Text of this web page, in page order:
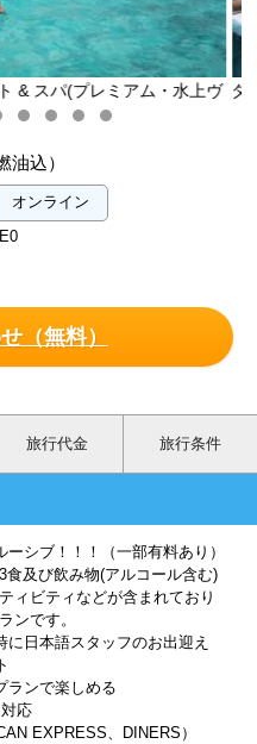
ラル・リーフ・リゾート & スパ
ィラ)／イメージ
油込）
オンライン
（無料）
旅行代金 旅行条件
シブ！！！（一部有料あり）
及び飲み物(アルコール含む)
ィビティなどが含まれており
ンです。
日本語スタッフのお出迎え
ランで楽しめる
応
EXPRESS、DINERS）